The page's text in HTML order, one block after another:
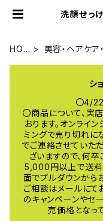
洗顔せっ
HO
美容・ヘアケア
シ
〇4/22
〇商品について、実
おります。オンライ
ミングで売り切れに
でご連絡させていた
ざいますので、何
5,000円以上で送料
面でプルダウンから
ご相談はメールにて
のキャンペーンや
売価格となっ